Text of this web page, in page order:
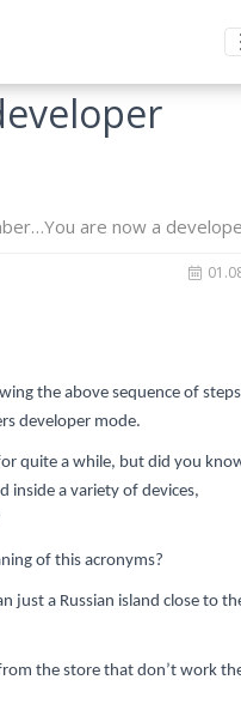
are now a
the above sequence of
developer mode.
quite a while, but did you
inside a variety of devices,
of this acronyms?
just a Russian island close to
the store that don’t work